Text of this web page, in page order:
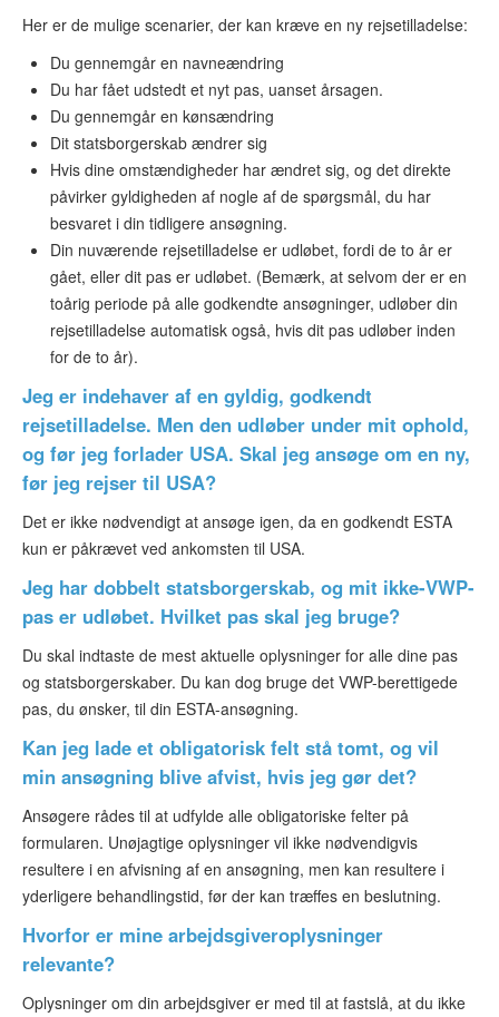
Her er de mulige scenarier, der kan kræve en ny rejsetilladelse:
Du gennemgår en navneændring
Du har fået udstedt et nyt pas, uanset årsagen.
Du gennemgår en kønsændring
Dit statsborgerskab ændrer sig
Hvis dine omstændigheder har ændret sig, og det direkte
påvirker gyldigheden af nogle af de spørgsmål, du har
besvaret i din tidligere ansøgning.
Din nuværende rejsetilladelse er udløbet, fordi de to år er
gået, eller dit pas er udløbet. (Bemærk, at selvom der er en
toårig periode på alle godkendte ansøgninger, udløber din
rejsetilladelse automatisk også, hvis dit pas udløber inden
for de to år).
Jeg er indehaver af en gyldig, godkendt
rejsetilladelse. Men den udløber under mit ophold,
og før jeg forlader USA. Skal jeg ansøge om en ny,
før jeg rejser til USA?
Det er ikke nødvendigt at ansøge igen, da en godkendt ESTA
kun er påkrævet ved ankomsten til USA.
Jeg har dobbelt statsborgerskab, og mit ikke-VWP-
pas er udløbet. Hvilket pas skal jeg bruge?
Du skal indtaste de mest aktuelle oplysninger for alle dine pas
og statsborgerskaber. Du kan dog bruge det VWP-berettigede
pas, du ønsker, til din ESTA-ansøgning.
Kan jeg lade et obligatorisk felt stå tomt, og vil
min ansøgning blive afvist, hvis jeg gør det?
Ansøgere rådes til at udfylde alle obligatoriske felter på
formularen. Unøjagtige oplysninger vil ikke nødvendigvis
resultere i en afvisning af en ansøgning, men kan resultere i
yderligere behandlingstid, før der kan træffes en beslutning.
Hvorfor er mine arbejdsgiveroplysninger
relevante?
Oplysninger om din arbejdsgiver er med til at fastslå, at du ikke